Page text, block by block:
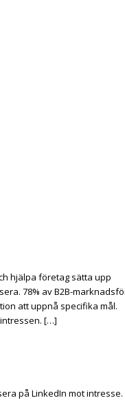
hjälpa företag sätta upp
78% av B2B-
att uppnå specifika mål.
[…]
på LinkedIn mot intresse.